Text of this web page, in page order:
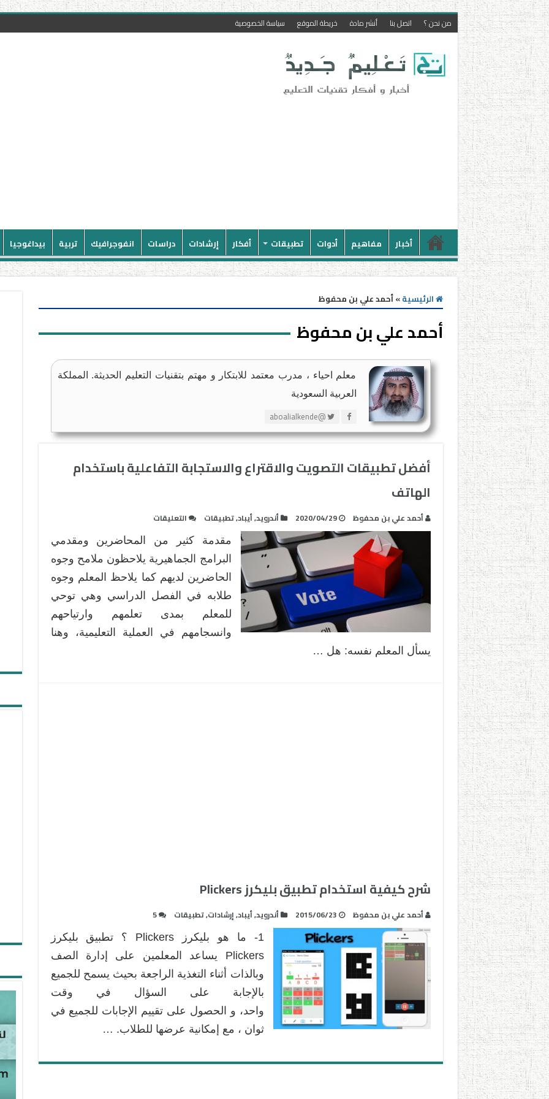
من نحن ؟ اتصل بنا أنشر مادة خريطة الموقع سياسة الخصوصية
أخبار مفاهيم أدوات تطبيقات أفكار إرشادات دراسات انفوجرافيك تربية بيداغوجيا
الرئيسية»أحمد علي بن محفوظ
أحمد علي بن محفوظ
معلم احياء ، مدرب معتمد للابتكار و مهتم بتقنيات التعليم الحديثة. المملكة
العربية السعودية
@aboalialkende
أفضل تطبيقات التصويت والاقتراع والاستجابة التفاعلية باستخدام
الهاتف
أحمد علي بن محفوظ 2020/04/29 أندرويد,أيباد,تطبيقات التعليقات
تطبيقات
التصويت
والاقتراع
والاستجابة
التفاعلية
باستخدام
الهاتف
مقدمة كثير من المحاضرين ومقدمي
البرامج الجماهيرية يلاحظون ملامح وجوه
الحاضرين لديهم كما يلاحظ المعلم وجوه
طلابه في الفصل الدراسي وهي توحي
للمعلم بمدى تعلمهم وارتياحهم
وانسجامهم في العملية التعليمية، وهنا
يسأل المعلم نفسه: هل …
شرح كيفية استخدام تطبيق بليكرز Plickers
أحمد علي بن محفوظ 2015/06/23 أندرويد,أيباد,إرشادات,تطبيقات 5
1- ما هو بليكرز Plickers ؟ تطبيق بليكرز
Plickers يساعد المعلمين على إدارة الصف
وبالذات أثناء التغذية الراجعة بحيث يسمح للجميع
بالإجابة على السؤال في وقت
واحد، و الحصول على تقييم الإجابات للجميع في
ثوان ، مع إمكانية عرضها للطلاب. …